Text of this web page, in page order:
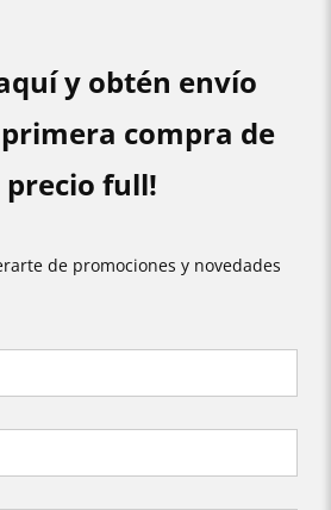
y obtén envío
compra de
full!
de promociones y novedades